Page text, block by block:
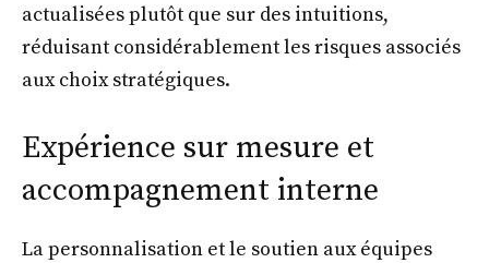
actualisées plutôt que sur des intuitions,
réduisant considérablement les risques associés
aux choix stratégiques.
Expérience sur mesure et
accompagnement interne
La personnalisation et le soutien aux équipes